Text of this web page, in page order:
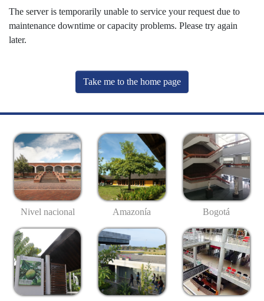
The server is temporarily unable to service your request due to
maintenance downtime or capacity problems. Please try again
later.
Take me to the home page
Nivel nacional Amazonía Bogotá